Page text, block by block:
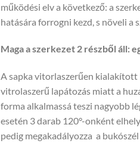
működési elv a következő: a
hatására forrogni kezd, s növeli a
Maga a szerkezet 2 részből áll:
A sapka vitorlaszerűen kialakított
vitrolaszerű lapátozás miatt a
forma alkalmassá teszi nagyobb
esetén 3 darab 120°-onként
pedig megakadályozza a